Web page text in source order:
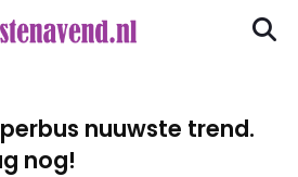
nuuwste trend.
nog!